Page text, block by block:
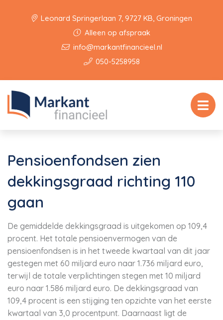
Leonard Springerlaan 7, 9727 KB, Groningen
Alleen op afspraak
info@markantfinancieel.nl
050-5258958
Pensioenfondsen zien
dekkingsgraad richting 110
gaan
De gemiddelde dekkingsgraad is uitgekomen op 109,4
procent. Het totale pensioenvermogen van de
pensioenfondsen is in het tweede kwartaal van dit jaar
gestegen met 60 miljard euro naar 1.736 miljard euro,
terwijl de totale verplichtingen stegen met 10 miljard
euro naar 1.586 miljard euro. De dekkingsgraad van
109,4 procent is een stijging ten opzichte van het eerste
kwartaal van 3,0 procentpunt. Daarnaast ligt de